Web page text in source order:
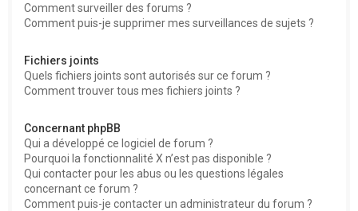
Comment surveiller des forums ?
Comment puis-je supprimer mes surveillances de sujets ?
Fichiers joints
Quels fichiers joints sont autorisés sur ce forum ?
Comment trouver tous mes fichiers joints ?
Concernant phpBB
Qui a développé ce logiciel de forum ?
Pourquoi la fonctionnalité X n’est pas disponible ?
Qui contacter pour les abus ou les questions légales
concernant ce forum ?
Comment puis-je contacter un administrateur du forum ?